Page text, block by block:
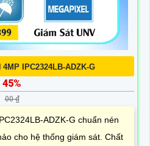
IPC2324LB-ADZK-G
45%
00 ₫
ADZK-G chuẩn nén
cho hệ thống giám sát. Chất